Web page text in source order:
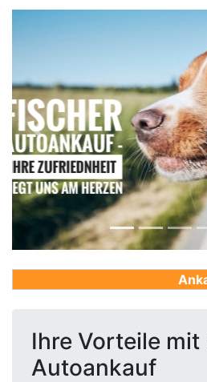
Previous
Ihre Vorteile mit
Autoankauf